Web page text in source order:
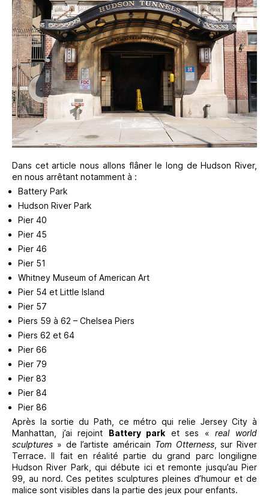
Dans cet article nous allons flâner le long de Hudson River,
en nous arrêtant notamment à :
Battery Park
Hudson River Park
Pier 40
Pier 45
Pier 46
Pier 51
Whitney Museum of American Art
Pier 54 et Little Island
Pier 57
Piers 59 à 62 – Chelsea Piers
Piers 62 et 64
Pier 66
Pier 79
Pier 83
Pier 84
Pier 86
Après la sortie du Path, ce métro qui relie Jersey City à
Manhattan, j’ai rejoint
Battery park et ses «real world
sculptures » de l’artiste américain Tom Otterness, sur River
Terrace. Il fait en réalité partie du grand parc longiligne
Hudson River Park, qui débute ici et remonte jusqu’au Pier
99, au nord. Ces petites sculptures pleines d’humour et de
malice sont visibles dans la partie des jeux pour enfants.